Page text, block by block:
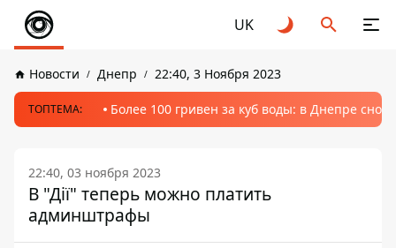
UK
Новости Днепр 22:40, 3 Ноября 2023
ТОПТЕМА: Более 100 гривен за куб воды: в Днепре
22:40, 03 ноября 2023
В "Дії" теперь можно платить
админштрафы